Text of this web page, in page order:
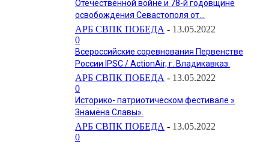
Отечественной войне и 78-й годовщине
освобождения Севастополя от...
АРБ СВПК ПОБЕДА - 13.05.2022
0
Всероссийские соревнования Первенстве
России IPSC / ActionAir, г. Владикавказ.
АРБ СВПК ПОБЕДА - 13.05.2022
0
Историко- патриотическом фестивале »
Знамëна Славы».
АРБ СВПК ПОБЕДА - 13.05.2022
0